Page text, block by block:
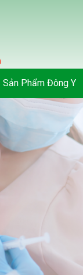
Sản Phẩm Đông Y